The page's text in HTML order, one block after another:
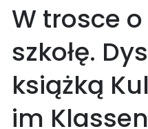
W trosce
szkołę.
książką
im